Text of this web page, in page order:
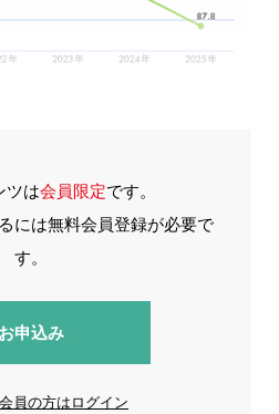
ツは会員限定です。
には無料会員登録が必要で
す。
お申込み
員の方はログイン